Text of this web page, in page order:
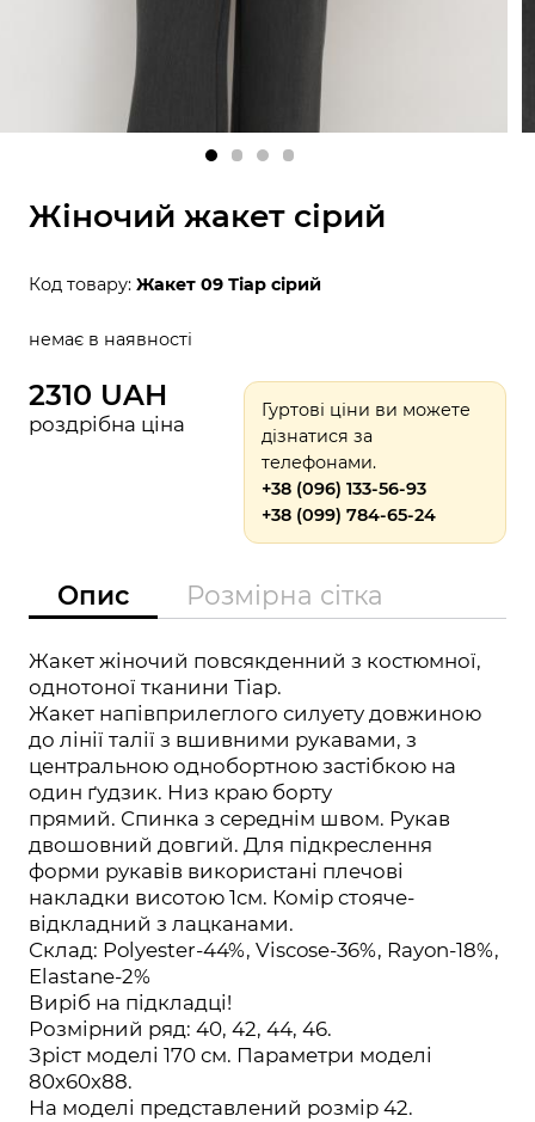
Жіночий жакет сірий
Код товару: Жакет 09 Тіар сірий
немає в наявності
2310 UAH
роздрібна ціна
Гуртові ціни ви можете
дізнатися за
телефонами.
+38 (096) 133-56-93
+38 (099) 784-65-24
Опис Розмірна сітка
Жакет жіночий повсякденний з костюмної,
однотоної тканини Тіар.
Жакет напівприлеглого силуету довжиною
до лінії талії з вшивними рукавами, з
центральною однобортною застібкою на
один ґудзик. Низ краю борту
прямий. Спинка з середнім швом. Рукав
двошовний довгий. Для підкреслення
форми рукавів використані плечові
накладки висотою 1см. Комір стояче-
відкладний з лацканами.
Склад: Polyester-44%, Viscose-36%, Rayon-18%,
Elastane-2%
Виріб на підкладці!
Розмірний ряд: 40, 42, 44, 46.
Зріст моделі 170 см. Параметри моделі
80x60x88.
На моделі представлений розмір 42.